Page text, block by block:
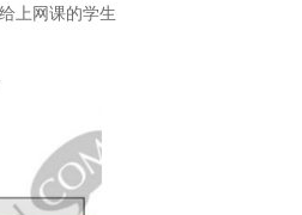
上网课的学生